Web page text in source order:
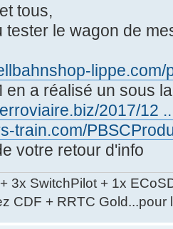
tous,
tester le wagon de
lippe.com/
en a réalisé un sous
2017/12
train.com/
votre retour d'info
3x SwitchPilot + 1x
CDF + RRTC Gold...pour